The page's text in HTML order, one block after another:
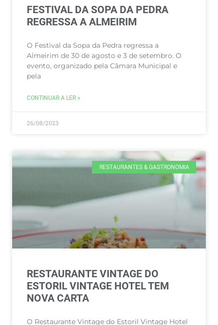
FESTIVAL DA SOPA DA PEDRA
REGRESSA A ALMEIRIM
O Festival da Sopa da Pedra regressa a
Almeirim de 30 de agosto e 3 de setembro. O
evento, organizado pela Câmara Municipal e
pela
CONTINUAR A LER »
26/08/2023
RESTAURANTES & GASTRONOMIA
RESTAURANTE VINTAGE DO
ESTORIL VINTAGE HOTEL TEM
NOVA CARTA
O Restaurante Vintage do Estoril Vintage Hotel